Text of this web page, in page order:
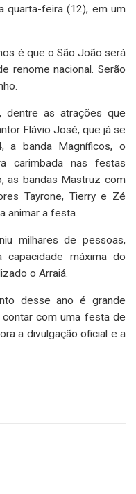
quarta-feira (12), em um
é que o São João será
renome nacional. Serão
as atrações que
Flávio José, que já se
a banda Magníficos, o
carimbada nas festas
as bandas Mastruz com
Tayrone, Tierry e Zé
animar a festa.
milhares de pessoas,
máxima do
o Arraiá.
desse ano é grande
com uma festa de
a divulgação oficial e a